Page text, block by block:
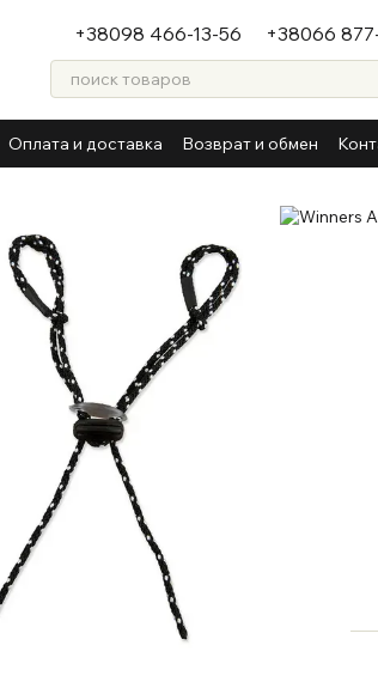
+38098 466-13-56 +38066
Оплата и доставка Возврат и обмен